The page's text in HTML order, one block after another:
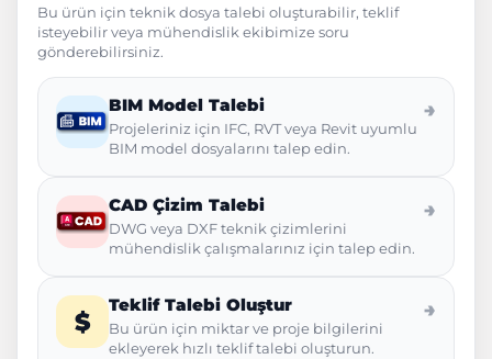
Bu ürün için teknik dosya talebi oluşturabilir, teklif
isteyebilir veya mühendislik ekibimize soru
gönderebilirsiniz.
BIM Model Talebi
Projeleriniz için IFC, RVT veya Revit uyumlu
BIM model dosyalarını talep edin.
→
CAD Çizim Talebi
DWG veya DXF teknik çizimlerini
mühendislik çalışmalarınız için talep edin.
→
$
Teklif Talebi Oluştur
Bu ürün için miktar ve proje bilgilerini
ekleyerek hızlı teklif talebi oluşturun.
→